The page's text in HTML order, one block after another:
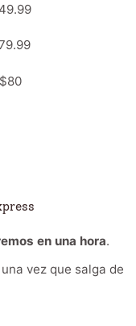
en una hora.
una vez que salga de